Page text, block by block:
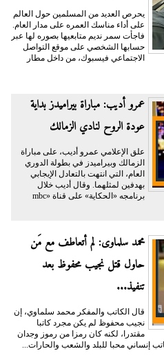
يحرص العديد من المسلمين حول العالم
على أداء مناسك العمره على مدار العام.
فاجأت سمر نديم متابعيها بصوره لها عبر
حسابها الشخصي على موقع التواصل
الاجتماعي فيسبوك، من داخل مطار
عمرو أديب: مباراة بيراميدز بداية
عودة الروح لنادي الزمالك
علق الإعلامي عمرو أديب، على مباراة
الزمالك وبيراميدز في بطولة الدوري
العام، التي انتهت بالتعادل الإيجابي
بهدفين لمثلهما. وقال أديب خلال
برنامجه «الحكاية» على قناة «mbc
محمد سلماوى: لم أتعاطف مع مَن
حاول قتل نجيب محفوظ بعد
تنفيذ...
قال الكاتب والمفكر محمد سلماوي، إن
نجيب محفوظ لم يكن مجرد كاتبا
مقتدرا، لكنه كان رمزا من رموز وجدان
محبا للبلد والشعب والحارات...